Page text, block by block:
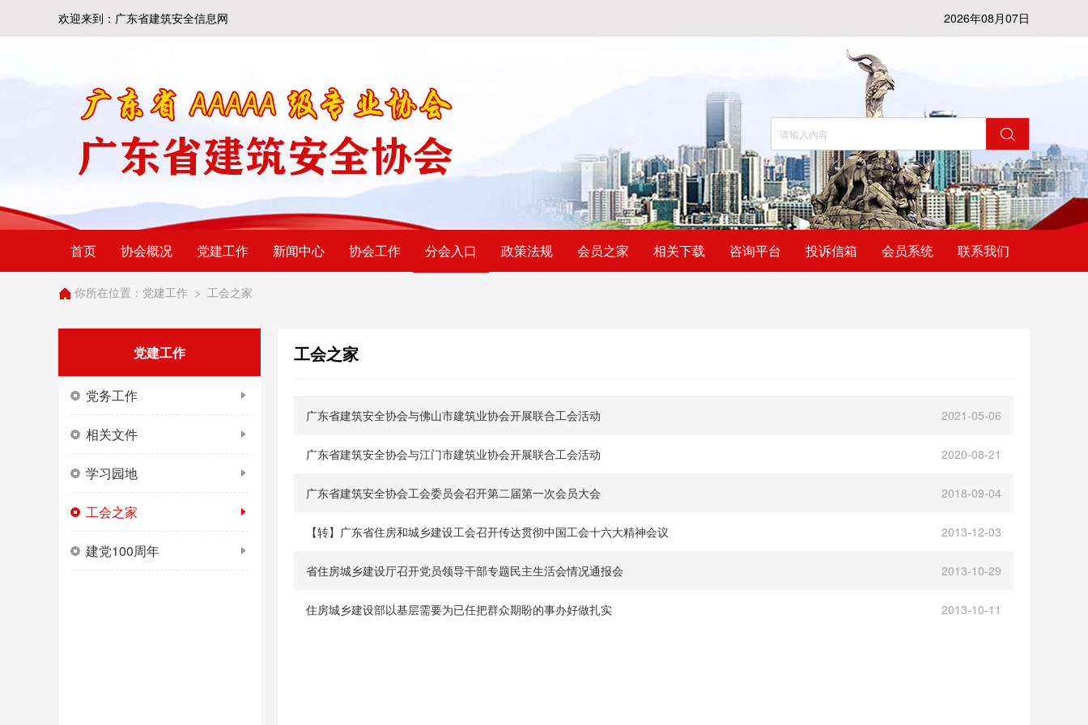
欢迎来到：广东省建筑安全信息网 2026年08月07日
首页 协会概况 党建工作 新闻中心 协会工作 分会入口 政策法规 会员之家 相关下载 咨询平台 投诉信箱 会员系统 联系我们
你所在位置： 党建工作 > 工会之家
党建工作
党务工作
相关文件
学习园地
工会之家
建党100周年
工会之家
广东省建筑安全协会与佛山市建筑业协会开展联合工会活动 2021-05-06
广东省建筑安全协会与江门市建筑业协会开展联合工会活动 2020-08-21
广东省建筑安全协会工会委员会召开第二届第一次会员大会 2018-09-04
【转】广东省住房和城乡建设工会召开传达贯彻中国工会十六大精神会议 2013-12-03
省住房城乡建设厅召开党员领导干部专题民主生活会情况通报会 2013-10-29
住房城乡建设部以基层需要为已任把群众期盼的事办好做扎实 2013-10-11